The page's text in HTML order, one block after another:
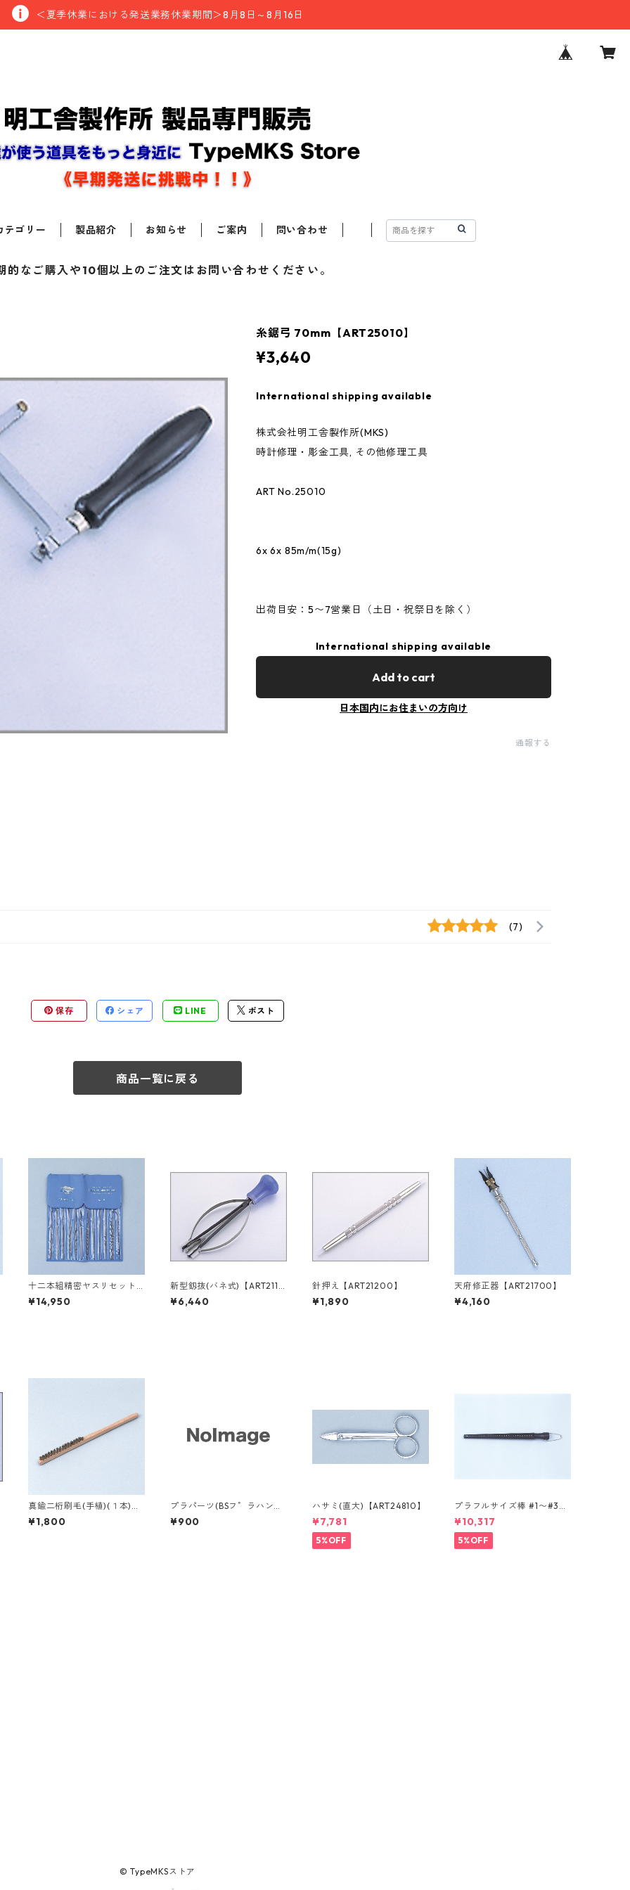
＜夏季休業における発送業務休業期間＞8月8日～8月16日
テゴリー 製品紹介 お知らせ ご案内 問い合わせ
的なご購入や10個以上のご注文はお問い合わせください。
糸鋸弓 70mm【ART25010】
¥3,640
International shipping available
株式会社明工舎製作所(MKS)
時計修理・彫金工具, その他修理工具
ART No.25010
6x 6x 85m/m(15g)
出荷目安：5〜7営業日（土日・祝祭日を除く）
International shipping available
Add to cart
日本国内にお住まいの方向け
通報する
(7)
保存 シェア LINE ポスト
商品一覧に戻る
十二本組精密ヤスリセット
【ART19700】
¥14,950
新型釼抜(バネ式)【ART2112
0】
¥6,440
針押え【ART21200】
¥1,890
天府修正器【ART21700】
¥4,160
真鍮二桁刷毛(手植)(１本)
【ART23010】
¥1,800
プラパーツ(BSフ゜ラハンマ
ー用)13mm <１個>【ART17
901】
¥900
ハサミ(直大)【ART24810】
¥7,781
5%OFF
プラフルサイズ棒 #1〜#30
(プラスチック製)【ART400
80】
¥10,317
5%OFF
© TypeMKSストア